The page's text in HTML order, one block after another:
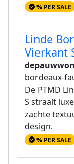
% PER SALE
Linde
Vierkant
bordeaux-
De PTMD
S straalt
zachte
design.
% PER SALE